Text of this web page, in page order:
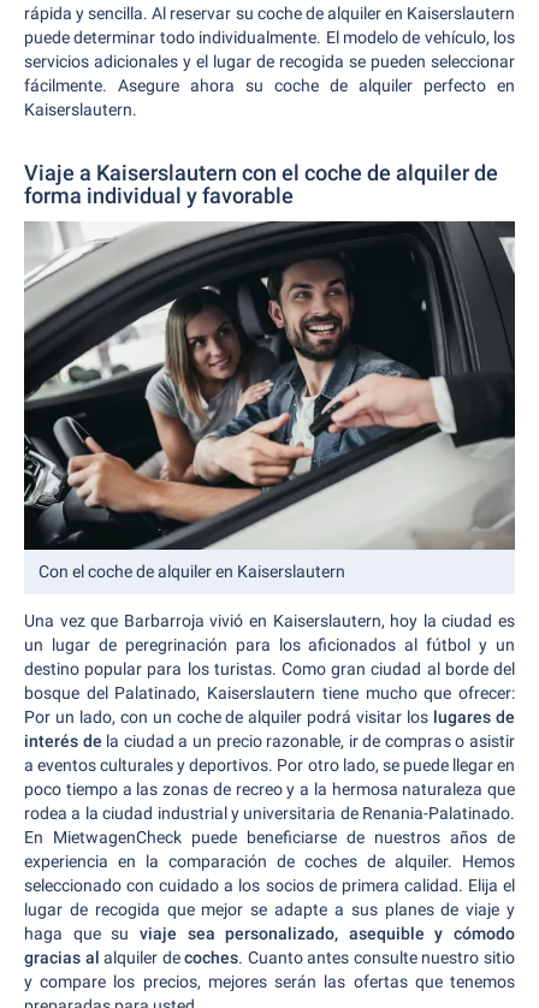
rápida y sencilla. Al reservar su coche de alquiler en Kaiserslautern
puede determinar todo individualmente. El modelo de vehículo, los
servicios adicionales y el lugar de recogida se pueden seleccionar
fácilmente. Asegure ahora su coche de alquiler perfecto en
Kaiserslautern.
Viaje a Kaiserslautern con el coche de alquiler de
forma individual y favorable
Con el coche de alquiler en Kaiserslautern
Una vez que Barbarroja vivió en Kaiserslautern, hoy la ciudad es
un lugar de peregrinación para los aficionados al fútbol y un
destino popular para los turistas. Como gran ciudad al borde del
bosque del Palatinado, Kaiserslautern tiene mucho que ofrecer:
Por un lado, con un coche de alquiler podrá visitar los lugares de
interés de la ciudad a un precio razonable, ir de compras o asistir
a eventos culturales y deportivos. Por otro lado, se puede llegar en
poco tiempo a las zonas de recreo y a la hermosa naturaleza que
rodea a la ciudad industrial y universitaria de Renania-Palatinado.
En MietwagenCheck puede beneficiarse de nuestros años de
experiencia en la comparación de coches de alquiler. Hemos
seleccionado con cuidado a los socios de primera calidad. Elija el
lugar de recogida que mejor se adapte a sus planes de viaje y
haga que su viaje sea personalizado, asequible y cómodo
gracias al alquiler decoches. Cuanto antes consulte nuestro sitio
y compare los precios, mejores serán las ofertas que tenemos